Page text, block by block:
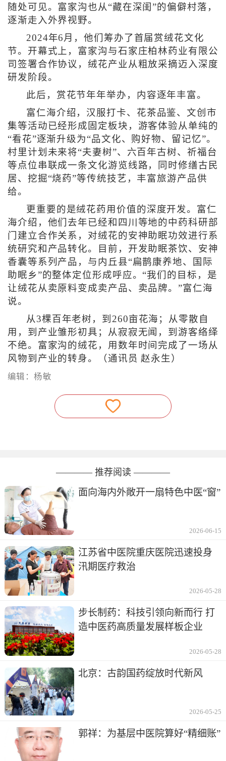
随处可见。富家沟也从“藏在深闺”的偏僻村落，
逐渐走入外界视野。
2024年6月，他们筹办了首届赏绒花文化
节。开幕式上，富家沟与石家庄柏林药业有限公
司签署合作协议，绒花产业从粗放采摘迈入深度
研发阶段。
此后，赏花节年年举办，内容逐年丰富。
富仁海介绍，汉服打卡、花茶品鉴、文创市
集等活动已经形成固定板块，游客体验从单纯的
“看花”逐渐升级为“品文化、购好物、留记忆”。
村里计划未来将“夫妻树”、六百年古树、祈福台
等点位串联成一条文化游览线路，同时修缮古民
居、挖掘“烧药”等传统技艺，丰富旅游产品供
给。
更重要的是绒花药用价值的深度开发。富仁
海介绍，他们去年已经和四川等地的中药科研部
门建立合作关系，对绒花的安神助眠功效进行系
统研究和产品转化。目前，开发助眠茶饮、安神
香囊等系列产品，与内丘县“扁鹊康养地、国际
助眠乡”的整体定位形成呼应。“我们的目标，是
让绒花从卖原料变成卖产品、卖品牌。”富仁海
说。
从3棵百年老树，到260亩花海；从零散自
用，到产业雏形初具；从寂寂无闻，到游客络绎
不绝。富家沟的绒花，用数年时间完成了一场从
风物到产业的转身。（通讯员 赵永生）
编辑：杨敏
———— 推荐阅读 ————
面向海内外敞开一扇特色中医“窗”
2026-06-15
江苏省中医院重庆医院迅速投身
汛期医疗救治
2026-05-28
步长制药：科技引领向新而行 打
造中医药高质量发展样板企业
2026-05-28
北京：古韵国药绽放时代新风
2026-05-25
郭祥：为基层中医院算好“精细账”